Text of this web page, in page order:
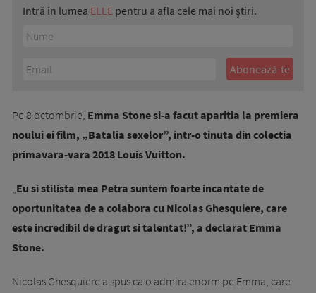
Intră în lumea ELLE pentru a afla cele mai noi știri.
Pe 8 octombrie, Emma Stone si-a facut aparitia la premiera
noului ei film, „Batalia sexelor”, intr-o tinuta din colectia
primavara-vara 2018 Louis Vuitton.
„Eu si stilista mea Petra suntem foarte incantate de
oportunitatea de a colabora cu Nicolas Ghesquiere, care
este incredibil de dragut si talentat!”, a declarat Emma
Stone.
Nicolas Ghesquiere a spus ca o admira enorm pe Emma, care